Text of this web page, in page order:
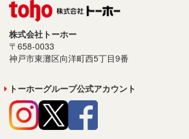
株式会社トーホー
〒658-0033
神戸市東灘区向洋町西5丁目9番
トーホーグループ公式アカウント